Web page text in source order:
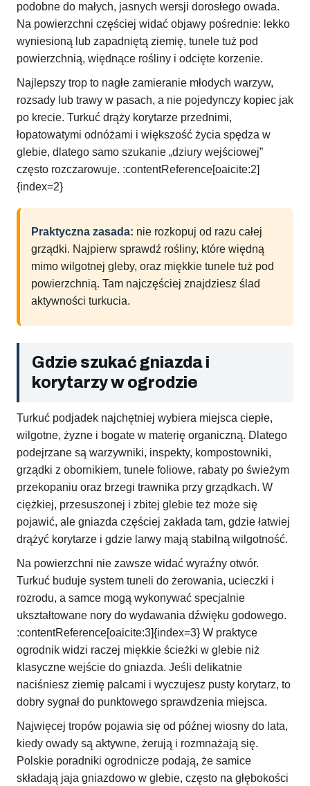
podobne do małych, jasnych wersji dorosłego owada.
Na powierzchni częściej widać objawy pośrednie: lekko
wyniesioną lub zapadniętą ziemię, tunele tuż pod
powierzchnią, więdnące rośliny i odcięte korzenie.
Najlepszy trop to nagłe zamieranie młodych warzyw,
rozsady lub trawy w pasach, a nie pojedynczy kopiec jak
po krecie. Turkuć drąży korytarze przednimi,
łopatowatymi odnóżami i większość życia spędza w
glebie, dlatego samo szukanie „dziury wejściowej”
często rozczarowuje. :contentReference[oaicite:2]
{index=2}
Praktyczna zasada: nie rozkopuj od razu całej
grządki. Najpierw sprawdź rośliny, które więdną
mimo wilgotnej gleby, oraz miękkie tunele tuż pod
powierzchnią. Tam najczęściej znajdziesz ślad
aktywności turkucia.
Gdzie szukać gniazda i
korytarzy w ogrodzie
Turkuć podjadek najchętniej wybiera miejsca ciepłe,
wilgotne, żyzne i bogate w materię organiczną. Dlatego
podejrzane są warzywniki, inspekty, kompostowniki,
grządki z obornikiem, tunele foliowe, rabaty po świeżym
przekopaniu oraz brzegi trawnika przy grządkach. W
ciężkiej, przesuszonej i zbitej glebie też może się
pojawić, ale gniazda częściej zakłada tam, gdzie łatwiej
drążyć korytarze i gdzie larwy mają stabilną wilgotność.
Na powierzchni nie zawsze widać wyraźny otwór.
Turkuć buduje system tuneli do żerowania, ucieczki i
rozrodu, a samce mogą wykonywać specjalnie
ukształtowane nory do wydawania dźwięku godowego.
:contentReference[oaicite:3]{index=3} W praktyce
ogrodnik widzi raczej miękkie ścieżki w glebie niż
klasyczne wejście do gniazda. Jeśli delikatnie
naciśniesz ziemię palcami i wyczujesz pusty korytarz, to
dobry sygnał do punktowego sprawdzenia miejsca.
Najwięcej tropów pojawia się od późnej wiosny do lata,
kiedy owady są aktywne, żerują i rozmnażają się.
Polskie poradniki ogrodnicze podają, że samice
składają jaja gniazdowo w glebie, często na głębokości